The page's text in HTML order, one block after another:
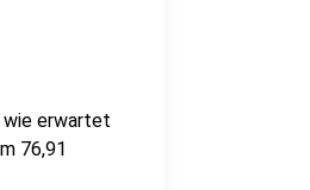
wie erwartet
76,91